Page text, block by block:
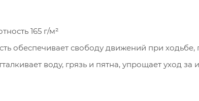
165 г/м²
обеспечивает свободу движений при
воду, грязь и пятна, упрощает уход за